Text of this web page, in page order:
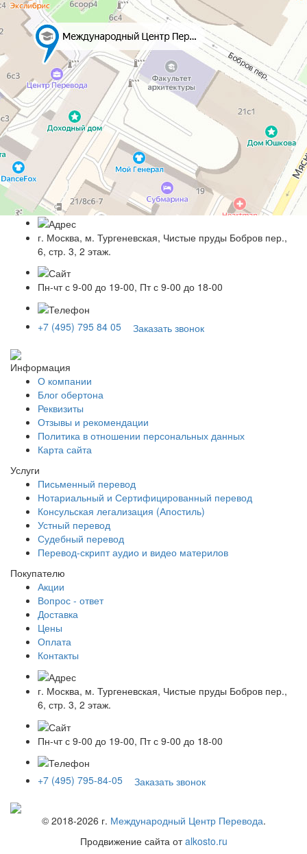
г. Москва, м. Тургеневская, Чистые пруды Бобров пер.,
6, стр. 3, 2 этаж.
Пн-чт с 9-00 до 19-00, Пт с 9-00 до 18-00
+7 (495) 795 84 05 Заказать звонок
Информация
О компании
Блог обертона
Реквизиты
Отзывы и рекомендации
Политика в отношении персональных данных
Карта сайта
Услуги
Письменный перевод
Нотариальный и Сертифицированный перевод
Консульская легализация (Апостиль)
Устный перевод
Судебный перевод
Перевод-скрипт аудио и видео материлов
Покупателю
Акции
Вопрос - ответ
Доставка
Цены
Оплата
Контакты
г. Москва, м. Тургеневская, Чистые пруды Бобров пер.,
6, стр. 3, 2 этаж.
Пн-чт с 9-00 до 19-00, Пт с 9-00 до 18-00
+7 (495) 795-84-05 Заказать звонок
© 2018-2026 г. Международный Центр Перевода.
Продвижение сайта отalkosto.ru